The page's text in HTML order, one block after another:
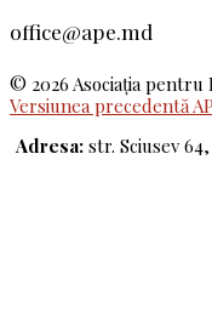
office@ape.md
© 2026 Asociaţia pentru
Versiunea precedentă
Adresa: str. Sciusev